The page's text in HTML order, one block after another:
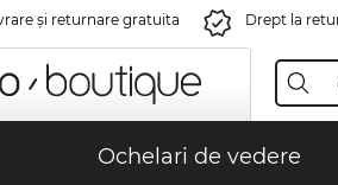
şi returnare gratuita Drept la
Ochelari de vedere